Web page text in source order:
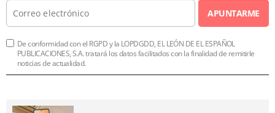
APUNTARME
De conformidad con el RGPD y la LOPDGDD, EL LEÓN DE EL ESPAÑOL
PUBLICACIONES, S.A. tratará los datos facilitados con la finalidad de remitirle
noticias de actualidad.